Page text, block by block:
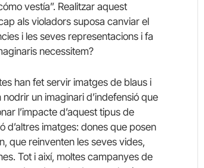
vestía”. Realitzar aquest
als violadors suposa canviar el
i les seves representacions i fa
necessitem?
han fet servir imatges de blaus i
un imaginari d’indefensió que
l’impacte d’aquest tipus de
d’altres imatges: dones que posen
que reinventen les seves vides,
Tot i així, moltes campanyes de